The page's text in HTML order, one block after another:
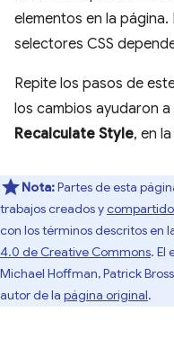
elementos en la
selectores CSS
Repite los pasos de
los cambios ayudaron
Recalculate Style, en
Nota:Partes de esta
trabajos creados y
con los términos descritos en
4.0 de Creative Commons. El
Michael Hoffman, Patrick
autor de la página original.